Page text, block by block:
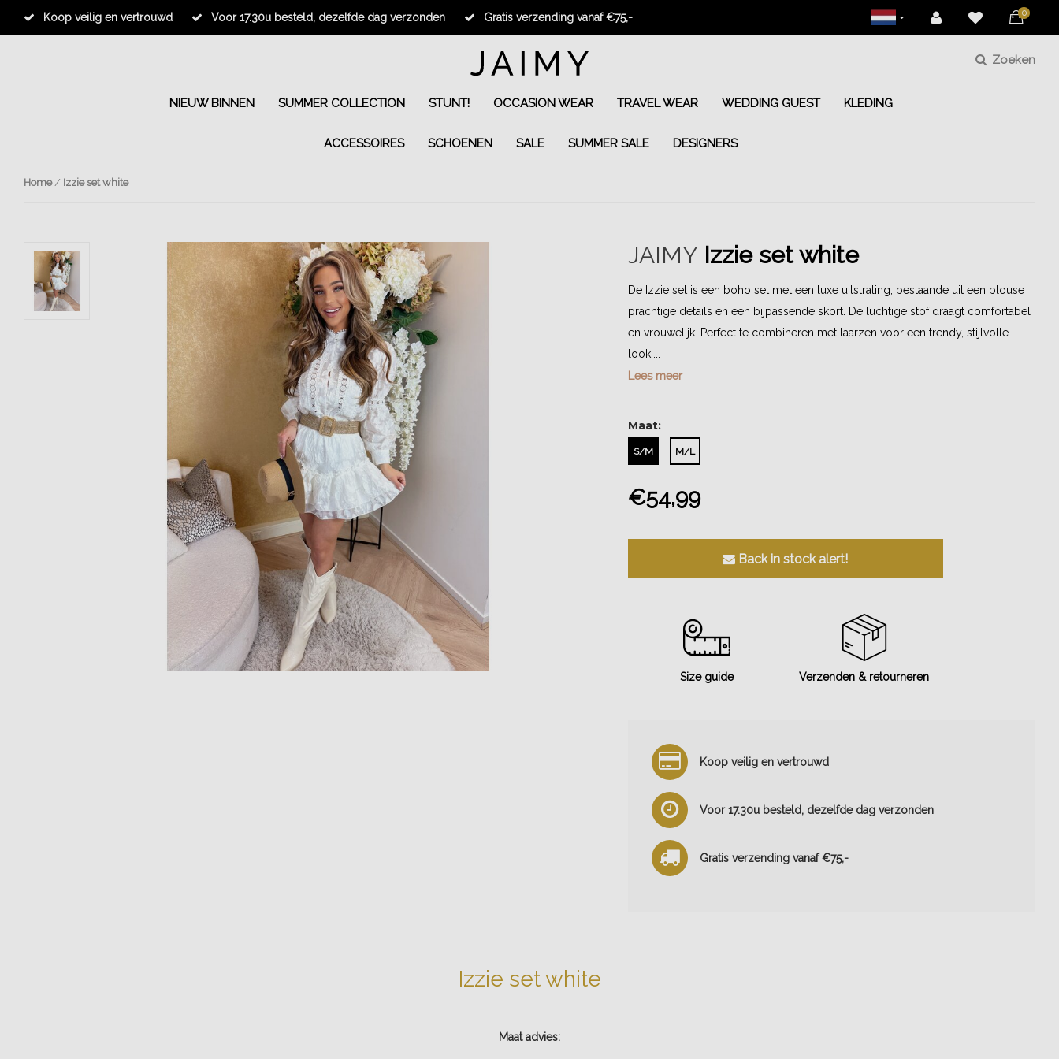
Koop veilig en vertrouwd Voor 17.30u besteld, dezelfde dag verzonden Gratis verzending vanaf €75,- 0
Zoeken
NIEUW BINNEN SUMMER COLLECTION STUNT! OCCASION WEAR TRAVEL WEAR WEDDING GUEST KLEDING
ACCESSOIRES SCHOENEN SALE SUMMER SALE DESIGNERS
Home/ Izzie set white
JAIMY Izzie set white
De Izzie set is een boho set met een luxe uitstraling, bestaande uit een blouse
prachtige details en een bijpassende skort. De luchtige stof draagt comfortabel
en vrouwelijk. Perfect te combineren met laarzen voor een trendy, stijlvolle
look....
Lees meer
Maat:
S/M M/L
€54,99
Back in stock alert!
Size guide Verzenden & retourneren
Koop veilig en vertrouwd
Voor 17.30u besteld, dezelfde dag verzonden
Gratis verzending vanaf €75,-
Izzie set white
Maat advies: